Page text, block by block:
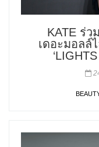
KATE ร่ว
เดอะมอลล์